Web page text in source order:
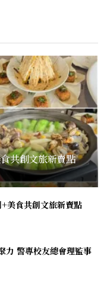
共創文旅新賣點
美食共創文旅新賣點
力 警專校友總會理監事